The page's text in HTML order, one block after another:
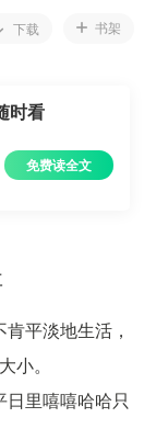
下载 书架
时看
免费读全文
平淡地生活，
小。
里嘻嘻哈哈只